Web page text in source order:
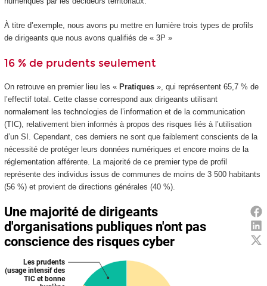
À titre d’exemple, nous avons pu mettre en lumière trois types de profils
de dirigeants que nous avons qualifiés de « 3P »
16 % de prudents seulement
On retrouve en premier lieu les « Pratiques», qui représentent 65,7 % de
l’effectif total. Cette classe correspond aux dirigeants utilisant
normalement les technologies de l’information et de la communication
(TIC), relativement bien informés à propos des risques liés à l’utilisation
d’un SI. Cependant, ces derniers ne sont que faiblement conscients de la
nécessité de protéger leurs données numériques et encore moins de la
réglementation afférente. La majorité de ce premier type de profil
représente des individus issus de communes de moins de 3 500 habitants
(56 %) et provient de directions générales (40 %).